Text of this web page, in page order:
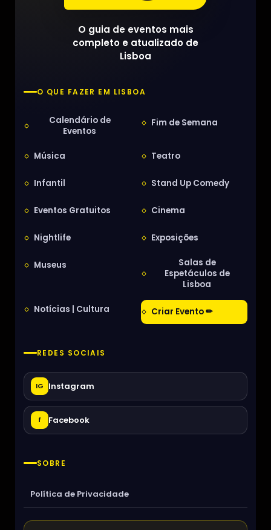
O guia de eventos mais
completo e atualizado de
Lisboa
O QUE FAZER EM LISBOA
Calendário de
Eventos
Fim de Semana
Música Teatro
Infantil Stand Up Comedy
Eventos Gratuitos Cinema
Nightlife Exposições
Museus
Salas de
Espetáculos de
Lisboa
Notícias | Cultura Criar Evento ✏
REDES SOCIAIS
IG Instagram
f Facebook
SOBRE
Política de Privacidade